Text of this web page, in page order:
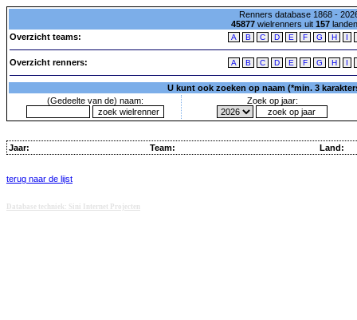
Renners database 1868 -
45877wielrenners uit 157
Overzicht teams:
A B C D E F G H I
Overzicht renners: A B C D E F G H I
U kunt ook zoeken op naam (*min. 3
(Gedeelte van de) naam:
Zoek op jaar:
Jaar: Team: Land:
terug naar de lijst
Database techniek: Sini Internet Projecten